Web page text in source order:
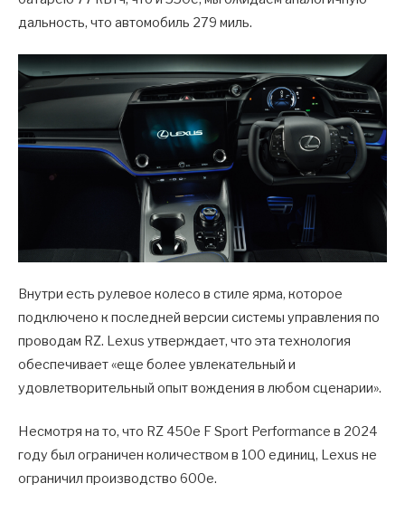
дальность, что автомобиль 279 миль.
Внутри есть рулевое колесо в стиле ярма, которое
подключено к последней версии системы управления по
проводам RZ. Lexus утверждает, что эта технология
обеспечивает «еще более увлекательный и
удовлетворительный опыт вождения в любом сценарии».
Несмотря на то, что RZ 450e F Sport Performance в 2024
году был ограничен количеством в 100 единиц, Lexus не
ограничил производство 600e.